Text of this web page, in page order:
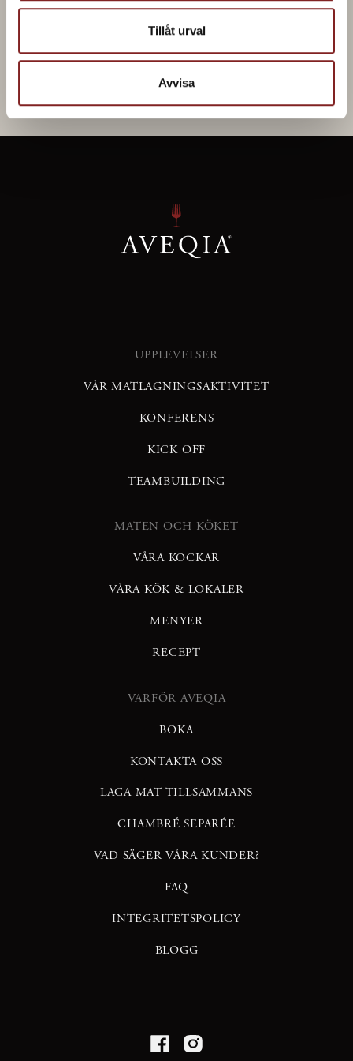
Tillåt urval
Avvisa
Jag vill boka!
UPPLEVELSER
VÅR MATLAGNINGSAKTIVITET
KONFERENS
KICK OFF
TEAMBUILDING
MATEN OCH KÖKET
VÅRA KOCKAR
VÅRA KÖK & LOKALER
MENYER
RECEPT
VARFÖR AVEQIA
BOKA
KONTAKTA OSS
LAGA MAT TILLSAMMANS
CHAMBRÉ SEPARÉE
VAD SÄGER VÅRA KUNDER?
FAQ
INTEGRITETSPOLICY
BLOGG